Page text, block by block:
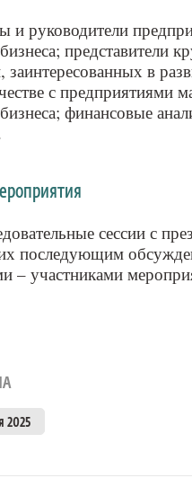
и руководители
представители
заинтересованных в
с предприятиями
финансовые
сессии с
последующим
– участниками
2025